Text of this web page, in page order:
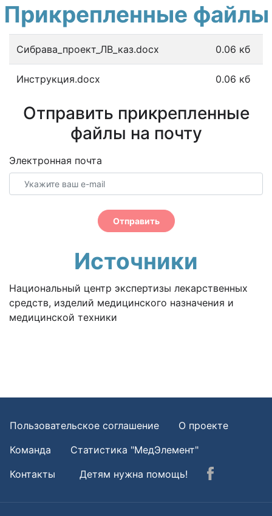
Прикрепленные файлы
Сибрава_проект_ЛВ_каз.docx 0.06 кб
Инструкция.docx 0.06 кб
Отправить прикрепленные
файлы на почту
Электронная почта
Отправить
Источники
Национальный центр экспертизы лекарственных
средств, изделий медицинского назначения и
медицинской техники
Пользовательское соглашение
О проекте
Команда
Статистика "МедЭлемент"
Контакты
Детям нужна помощь!